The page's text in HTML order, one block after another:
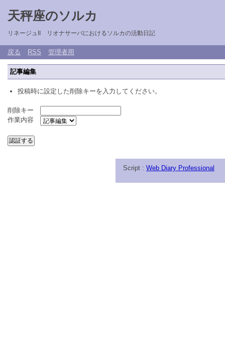
天秤座のソルカ
リネージュII リオナサーバにおけるソルカの活動日記
戻る RSS 管理者用
記事編集
投稿時に設定した削除キーを入力してください。
削除キー
作業内容
Script : Web Diary Professional